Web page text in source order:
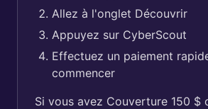
Allez à l'onglet Découvrir
Appuyez sur CyberScout
Effectuez un paiement
commencer
Si vous avez Couverture 150 $